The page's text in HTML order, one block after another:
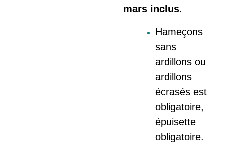
mars inclus.
Hameçons
sans
ardillons ou
ardillons
écrasés est
obligatoire,
épuisette
obligatoire.